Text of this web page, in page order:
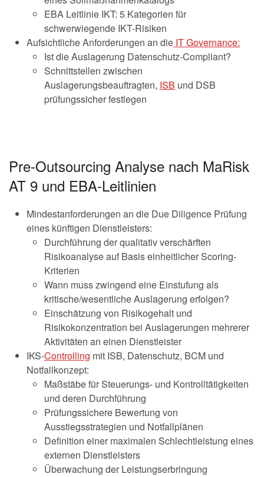
EBA Leitlinie IKT: 5 Kategorien für
schwerwiegende IKT-Risiken
Aufsichtliche Anforderungen an die IT Governance:
Ist die Auslagerung Datenschutz-Compliant?
Schnittstellen zwischen
Auslagerungsbeauftragten, ISB und DSB
prüfungssicher festlegen
Pre-Outsourcing Analyse nach MaRisk
AT 9 und EBA-Leitlinien
Mindestanforderungen an die Due Diligence Prüfung
eines künftigen Dienstleisters:
Durchführung der qualitativ verschärften
Risikoanalyse auf Basis einheitlicher Scoring-
Kriterien
Wann muss zwingend eine Einstufung als
kritische/wesentliche Auslagerung erfolgen?
Einschätzung von Risikogehalt und
Risikokonzentration bei Auslagerungen mehrerer
Aktivitäten an einen Dienstleister
IKS-Controlling mit ISB, Datenschutz, BCM und
Notfallkonzept:
Maßstäbe für Steuerungs- und Kontrolltätigkeiten
und deren Durchführung
Prüfungssichere Bewertung von
Ausstiegsstrategien und Notfallplänen
Definition einer maximalen Schlechtleistung eines
externen Dienstleisters
Überwachung der Leistungserbringung